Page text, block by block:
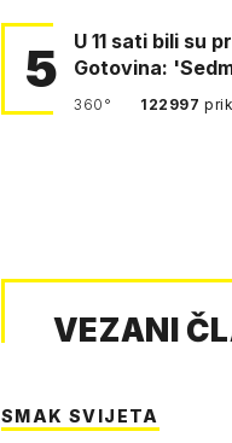
5
U 11 sati bili su pred Kninom.
Gotovina:
4. gardijska
360° 122997
VEZANI
SMAK SVIJETA